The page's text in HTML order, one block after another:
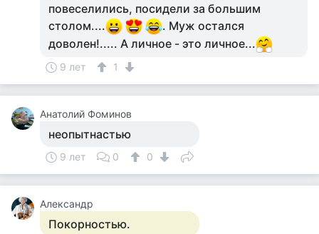
повеселились, посидели за большим
столом....
. Муж остался
доволен!..... А личное - это личное...
9 лет 1
Анатолий Фоминов
неопытнастью
9 лет 0 0
Александр
Покорностью.